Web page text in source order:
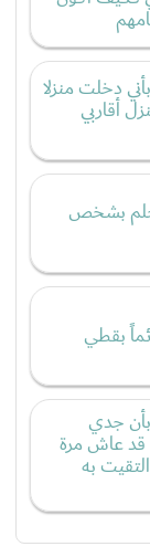
دخلت منزلا
أقاربي
بشخص
بقطي
جدي
قد عاش مرة
به